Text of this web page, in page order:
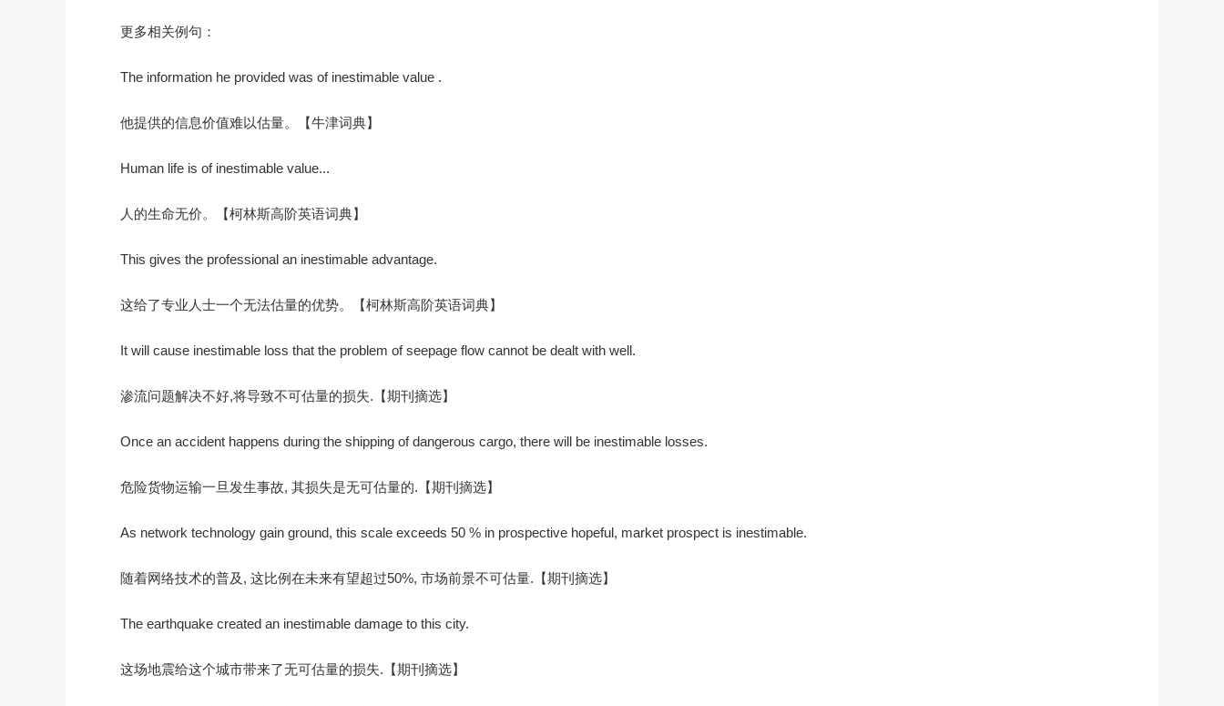
更多相关例句：
The information he provided was of inestimable value .
他提供的信息价值难以估量。【牛津词典】
Human life is of inestimable value...
人的生命无价。【柯林斯高阶英语词典】
This gives the professional an inestimable advantage.
这给了专业人士一个无法估量的优势。【柯林斯高阶英语词典】
It will cause inestimable loss that the problem of seepage flow cannot be dealt with well.
渗流问题解决不好,将导致不可估量的损失.【期刊摘选】
Once an accident happens during the shipping of dangerous cargo, there will be inestimable losses.
危险货物运输一旦发生事故, 其损失是无可估量的.【期刊摘选】
As network technology gain ground, this scale exceeds 50 % in prospective hopeful, market prospect is inestimable.
随着网络技术的普及, 这比例在未来有望超过50%, 市场前景不可估量.【期刊摘选】
The earthquake created an inestimable damage to this city.
这场地震给这个城市带来了无可估量的损失.【期刊摘选】